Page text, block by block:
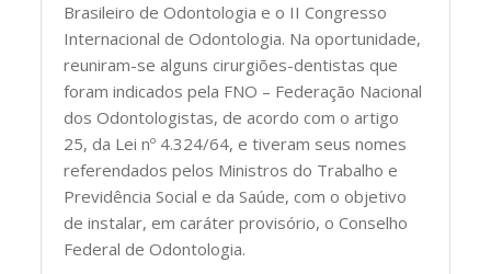
Brasileiro de Odontologia e o II Congresso
Internacional de Odontologia. Na oportunidade,
reuniram-se alguns cirurgiões-dentistas que
foram indicados pela FNO – Federação Nacional
dos Odontologistas, de acordo com o artigo
25, da Lei nº 4.324/64, e tiveram seus nomes
referendados pelos Ministros do Trabalho e
Previdência Social e da Saúde, com o objetivo
de instalar, em caráter provisório, o Conselho
Federal de Odontologia.